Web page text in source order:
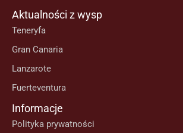
Aktualności z wysp
Teneryfa
Gran Canaria
Lanzarote
Fuerteventura
Informacje
Polityka prywatności